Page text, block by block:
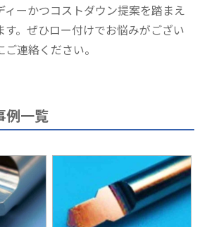
ーかつコストダウン提案を踏まえ
す。ぜひロー付けでお悩みがござい
連絡ください。
例一覧